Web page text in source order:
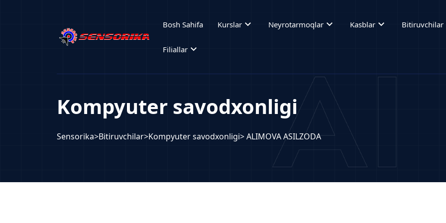
Bosh Sahifa Kurslarexpand_more Neyrotarmoqlarexpand_more Kasblarexpand_more Bitiruvchilar
Filiallarexpand_more
Kompyuter savodxonligi
Sensorika>Bitiruvchilar>Kompyuter savodxonligi> ALIMOVA ASILZODA